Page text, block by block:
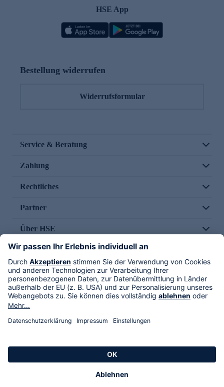
HSE App
Bestellung widerrufen
Widerrufsformular
Service & Beratung
Zahlung
Rechtliches
Partner
Über HSE
Im TV
HSE International